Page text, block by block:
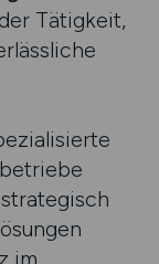
Tätigkeit,
im